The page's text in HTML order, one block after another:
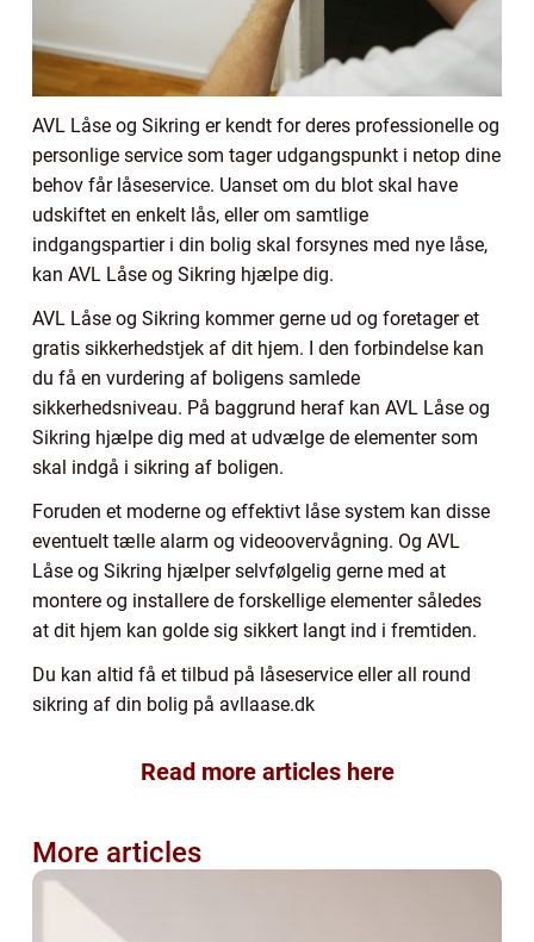
AVL Låse og Sikring er kendt for deres professionelle og
personlige service som tager udgangspunkt i netop dine
behov får låseservice. Uanset om du blot skal have
udskiftet en enkelt lås, eller om samtlige
indgangspartier i din bolig skal forsynes med nye låse,
kan AVL Låse og Sikring hjælpe dig.
AVL Låse og Sikring kommer gerne ud og foretager et
gratis sikkerhedstjek af dit hjem. I den forbindelse kan
du få en vurdering af boligens samlede
sikkerhedsniveau. På baggrund heraf kan AVL Låse og
Sikring hjælpe dig med at udvælge de elementer som
skal indgå i sikring af boligen.
Foruden et moderne og effektivt låse system kan disse
eventuelt tælle alarm og videoovervågning. Og AVL
Låse og Sikring hjælper selvfølgelig gerne med at
montere og installere de forskellige elementer således
at dit hjem kan golde sig sikkert langt ind i fremtiden.
Du kan altid få et tilbud på låseservice eller all round
sikring af din bolig på avllaase.dk
Read more articles here
More articles